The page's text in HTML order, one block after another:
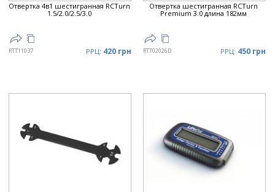
Отвертка 4в1 шестигранная RCTurn
1.5/2.0/2.5/3.0
RTT11037 РРЦ: 420 грн
Отвертка шестигранная RCTurn
Premium 3.0 длина 182мм
RTT02026D РРЦ: 450 грн